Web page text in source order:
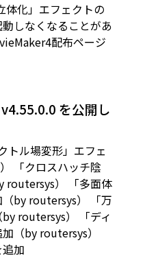
体化」エフェクトの
しなくなることがあ
配布ページ
を公開し
トル場変形」エフェ
「クロスハッチ陰
routersys） 「多面体
by routersys） 「万
routersys） 「ディ
（by routersys）
追加